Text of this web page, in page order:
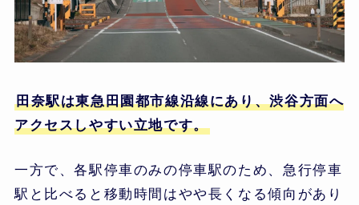
田奈駅は東急田園都市線沿線にあり、渋谷方面へ
アクセスしやすい立地です。
一方で、各駅停車のみの停車駅のため、急行停車
駅と比べると移動時間はやや長くなる傾向があり